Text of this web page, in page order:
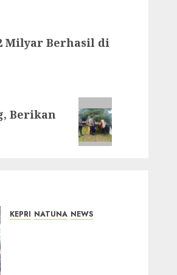
Milyar Berhasil di
Berikan
KEPRI NATUNA NEWS